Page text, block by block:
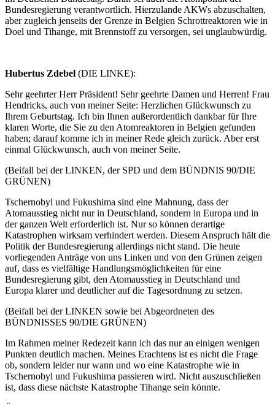
Bundesregierung verantwortlich. Hierzulande AKWs abzuschalten,
aber zugleich jenseits der Grenze in Belgien Schrottreaktoren wie in
Doel und Tihange, mit Brennstoff zu versorgen, sei unglaubwürdig.
Hubertus Zdebel (DIE LINKE):
Sehr geehrter Herr Präsident! Sehr geehrte Damen und Herren! Frau
Hendricks, auch von meiner Seite: Herzlichen Glückwunsch zu
Ihrem Geburtstag. Ich bin Ihnen außerordentlich dankbar für Ihre
klaren Worte, die Sie zu den Atomreaktoren in Belgien gefunden
haben; darauf komme ich in meiner Rede gleich zurück. Aber erst
einmal Glückwunsch, auch von meiner Seite.
(Beifall bei der LINKEN, der SPD und dem BÜNDNIS 90/DIE
GRÜNEN)
Tschernobyl und Fukushima sind eine Mahnung, dass der
Atomausstieg nicht nur in Deutschland, sondern in Europa und in
der ganzen Welt erforderlich ist. Nur so können derartige
Katastrophen wirksam verhindert werden. Diesem Anspruch hält die
Politik der Bundesregierung allerdings nicht stand. Die heute
vorliegenden Anträge von uns Linken und von den Grünen zeigen
auf, dass es vielfältige Handlungsmöglichkeiten für eine
Bundesregierung gibt, den Atomausstieg in Deutschland und
Europa klarer und deutlicher auf die Tagesordnung zu setzen.
(Beifall bei der LINKEN sowie bei Abgeordneten des
BÜNDNISSES 90/DIE GRÜNEN)
Im Rahmen meiner Redezeit kann ich das nur an einigen wenigen
Punkten deutlich machen. Meines Erachtens ist es nicht die Frage
ob, sondern leider nur wann und wo eine Katastrophe wie in
Tschernobyl und Fukushima passieren wird. Nicht auszuschließen
ist, dass diese nächste Katastrophe Tihange sein könnte.